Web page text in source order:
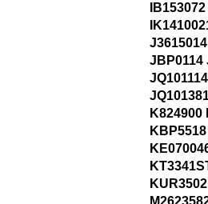
JBP0114
K824900